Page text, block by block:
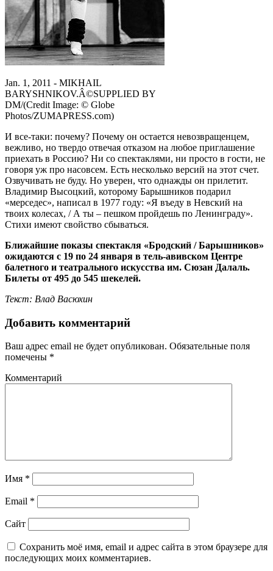
Jan. 1, 2011 - MIKHAIL
BARYSHNIKOV.Â©SUPPLIED BY
DM/(Credit Image: © Globe
Photos/ZUMAPRESS.com)
И все-таки: почему? Почему он остается невозвращенцем,
вежливо, но твердо отвечая отказом на любое приглашение
приехать в Россию? Ни со спектаклями, ни просто в гости, не
говоря уж про насовсем. Есть несколько версий на этот счет.
Озвучивать не буду. Но уверен, что однажды он прилетит.
Владимир Высоцкий, которому Барышников подарил
«мерседес», написал в 1977 году: «Я въеду в Невский на
твоих колесах, / А ты – пешком пройдешь по Ленинграду».
Стихи имеют свойство сбываться.
Ближайшие показы спектакля «Бродский / Барышников»
ожидаются с 19 по 24 января в тель-авивском Центре
балетного и театрального искусства им. Сюзан Далаль.
Билеты от 495 до 545 шекелей.
Текст: Влад Васюхин
Добавить комментарий
Ваш адрес email не будет опубликован. Обязательные поля
помечены *
Комментарий
Имя *
Email *
Сайт
Сохранить моё имя, email и адрес сайта в этом браузере для
последующих моих комментариев.